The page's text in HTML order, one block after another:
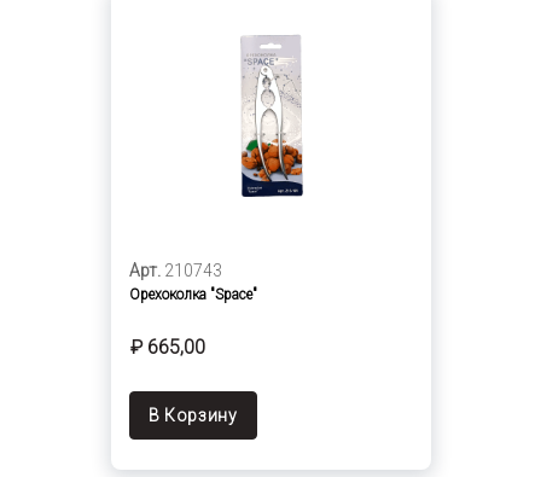
Арт. 210743
Орехоколка "Space"
₽ 665,00
В Корзину